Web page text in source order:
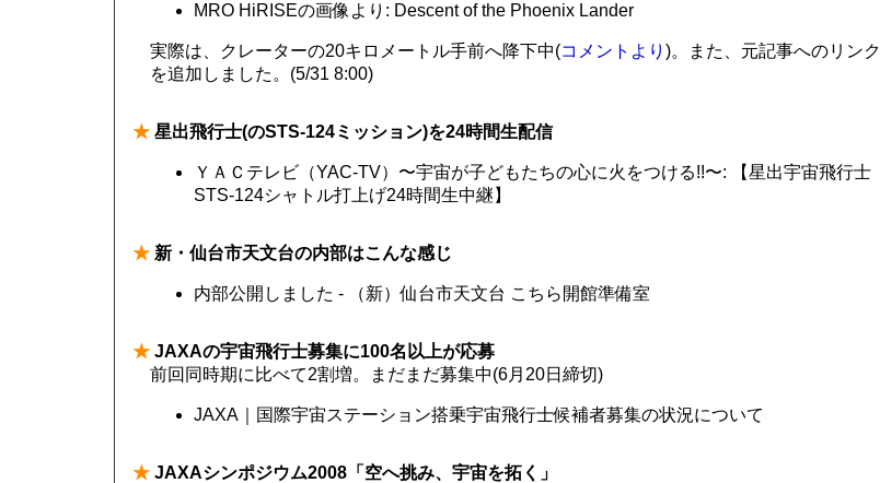
MRO HiRISEの画像より: Descent of the Phoenix Lander
実際は、クレーターの20キロメートル手前へ降下中(コメントより )。また、元記事へのリンク
を追加しました。(5/31 8:00)
★ 星出飛行士(のSTS-124ミッション)を24時間生配信
ＹＡＣテレビ（YAC-TV）〜宇宙が子どもたちの心に火をつける!!〜: 【星出宇宙飛行士
STS-124シャトル打上げ24時間生中継】
★ 新・仙台市天文台の内部はこんな感じ
内部公開しました - （新）仙台市天文台 こちら開館準備室
★ JAXAの宇宙飛行士募集に100名以上が応募
前回同時期に比べて2割増。まだまだ募集中(6月20日締切)
JAXA｜国際宇宙ステーション搭乗宇宙飛行士候補者募集の状況について
★ JAXAシンポジウム2008「空へ挑み、宇宙を拓く」